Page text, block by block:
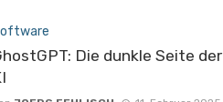
Die dunkle Seite der